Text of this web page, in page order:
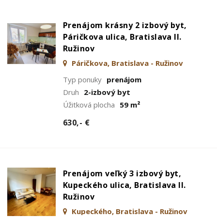
Prenájom krásny 2 izbový byt,
Páričkova ulica, Bratislava II.
Ružinov
Páričkova, Bratislava - Ružinov
Typ ponuky prenájom
Druh 2-izbový byt
Úžitková plocha 59 m²
630,- €
Prenájom veľký 3 izbový byt,
Kupeckého ulica, Bratislava II.
Ružinov
Kupeckého, Bratislava - Ružinov